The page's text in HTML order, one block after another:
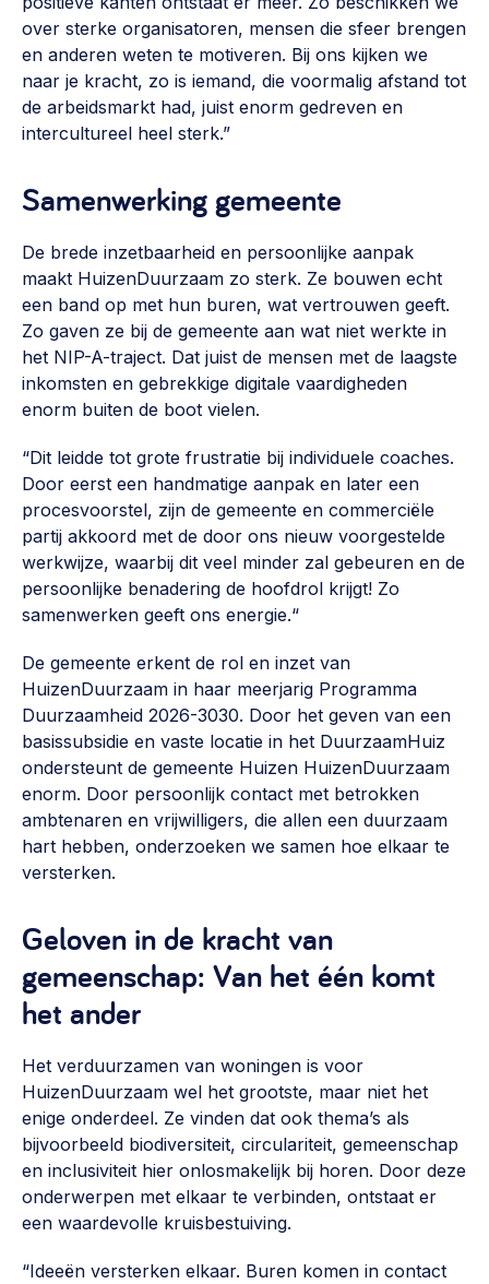
over sterke organisatoren, mensen die sfeer brengen
en anderen weten te motiveren. Bij ons kijken we
naar je kracht, zo is iemand, die voormalig afstand tot
de arbeidsmarkt had, juist enorm gedreven en
intercultureel heel sterk.”
Samenwerking gemeente
De brede inzetbaarheid en persoonlijke aanpak
maakt HuizenDuurzaam zo sterk. Ze bouwen echt
een band op met hun buren, wat vertrouwen geeft.
Zo gaven ze bij de gemeente aan wat niet werkte in
het NIP-A-traject. Dat juist de mensen met de laagste
inkomsten en gebrekkige digitale vaardigheden
enorm buiten de boot vielen.
“Dit leidde tot grote frustratie bij individuele coaches.
Door eerst een handmatige aanpak en later een
procesvoorstel, zijn de gemeente en commerciële
partij akkoord met de door ons nieuw voorgestelde
werkwijze, waarbij dit veel minder zal gebeuren en de
persoonlijke benadering de hoofdrol krijgt! Zo
samenwerken geeft ons energie.“
De gemeente erkent de rol en inzet van
HuizenDuurzaam in haar meerjarig Programma
Duurzaamheid 2026-3030. Door het geven van een
basissubsidie en vaste locatie in het DuurzaamHuiz
ondersteunt de gemeente Huizen HuizenDuurzaam
enorm. Door persoonlijk contact met betrokken
ambtenaren en vrijwilligers, die allen een duurzaam
hart hebben, onderzoeken we samen hoe elkaar te
versterken.
Geloven in de kracht van
gemeenschap: Van het één komt
het ander
Het verduurzamen van woningen is voor
HuizenDuurzaam wel het grootste, maar niet het
enige onderdeel. Ze vinden dat ook thema’s als
bijvoorbeeld biodiversiteit, circulariteit, gemeenschap
en inclusiviteit hier onlosmakelijk bij horen. Door deze
onderwerpen met elkaar te verbinden, ontstaat er
een waardevolle kruisbestuiving.
“Ideeën versterken elkaar. Buren komen in contact